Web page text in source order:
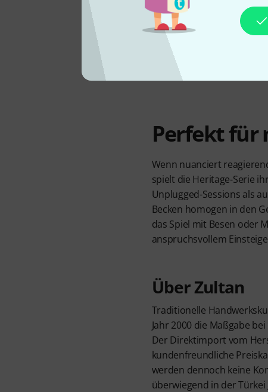
Perfekt für
Wenn nuanciert
spielt die Heritage-Serie
Unplugged-Sessions als
Becken homogen in den
das Spiel mit Besen oder
anspruchsvollem
Über Zultan
Traditionelle
Jahr 2000 die Maßgabe
Der Direktimport vom
kundenfreundliche
werden dennoch keine
überwiegend in der